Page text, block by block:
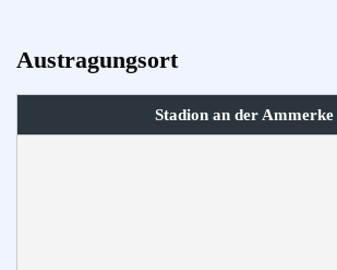
Austragungsort
Stadion an der Ammerke